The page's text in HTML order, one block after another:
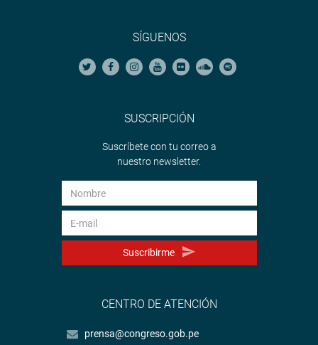
SÍGUENOS
SUSCRIPCIÓN
Suscríbete con tu correo a
nuestro newsletter.
Suscribirme
CENTRO DE ATENCIÓN
prensa@congreso.gob.pe